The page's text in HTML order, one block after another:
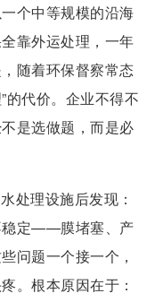
个中等规模的沿海
靠外运处理，一年
随着环保督察常态
的代价。企业不得不
是选做题，而是必
处理设施后发现：
稳定——膜堵塞、产
问题一个接一个，
。根本原因在于：